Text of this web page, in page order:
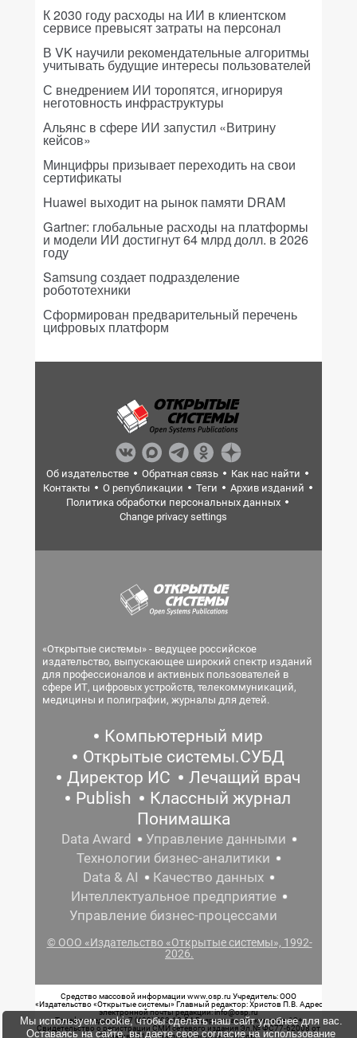
К 2030 году расходы на ИИ в клиентском
сервисе превысят затраты на персонал
В VK научили рекомендательные алгоритмы
учитывать будущие интересы пользователей
С внедрением ИИ торопятся, игнорируя
неготовность инфраструктуры
Альянс в сфере ИИ запустил «Витрину
кейсов»
Минцифры призывает переходить на свои
сертификаты
Huawei выходит на рынок памяти DRAM
Gartner: глобальные расходы на платформы
и модели ИИ достигнут 64 млрд долл. в 2026
году
Samsung создает подразделение
робототехники
Сформирован предварительный перечень
цифровых платформ
Об издательстве Обратная связь
Как нас найти
Контакты
О републикации Теги
Архив изданий
Политика обработки персональных данных
Change privacy settings
«Открытые системы» - ведущее российское
издательство, выпускающее широкий спектр изданий
для профессионалов и активных пользователей в
сфере ИТ, цифровых устройств, телекоммуникаций,
медицины и полиграфии, журналы для детей.
Компьютерный мир
Открытые системы.СУБД
Директор ИС
Лечащий врач
Publish
Классный журнал
Понимашка
Data Award
Управление данными
Технологии бизнес-аналитики
Data & AI
Качество данных
Интеллектуальное предприятие
Управление бизнес-процессами
© ООО «Издательство «Открытые системы», 1992-
2026.
Средство массовой информации www.osp.ru Учредитель: ООО
«Издательство «Открытые системы» Главный редактор: Христов П.В. Адрес
электронной почты редакции: info@osp.ru
Телефон редакции: 7 (499) 703-18-54 Возрастная маркировка: 12+
Свидетельство о регистрации СМИ сетевого издания Эл.№ ФС77-62008 от
05 июня 2015 г. выдано Роскомнадзором.
Мы используем cookie, чтобы сделать наш сайт удобнее для вас.
Оставаясь на сайте, вы даете свое согласие на использование